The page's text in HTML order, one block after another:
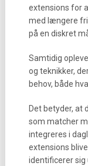
extensions for
med længere
på en diskret
Samtidig
og teknikker,
behov, både
Det betyder, at
som matcher
integreres i
extensions
identificerer sig